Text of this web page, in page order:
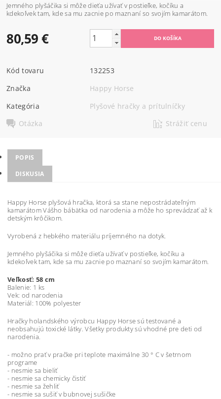
Jemného plyšáčika si môže dieťa užívať v postieľke, kočíku a
kdekoľvek tam, kde sa mu zacnie po maznaní so svojím kamarátom.
80,59 €
Kód tovaru
132253
Značka
Happy Horse
Kategória
Plyšové hračky a prítulníčky
Otázka
Strážiť cenu
POPIS
DISKUSIA
Happy Horse plyšová hračka, ktorá sa stane nepostrádateľným
kamarátom Vášho bábätka od narodenia a môže ho sprevádzať až k
detským krôčikom.
Vyrobená z hebkého materiálu príjemného na dotyk.
Jemného plyšáčika si môže dieťa užívať v postieľke, kočíku a
kdekoľvek tam, kde sa mu zacnie po maznaní so svojím kamarátom.
Veľkosť: 58 cm
Balenie: 1 ks
Vek: od narodenia
Materiál: 100% polyester
Hračky holandského výrobcu Happy Horse sú testované a
neobsahujú toxické látky. Všetky produkty sú vhodné pre deti od
narodenia.
- možno prať v pračke pri teplote maximálne 30 ° C v šetrnom
programe
- nesmie sa bieliť
- nesmie sa chemicky čistiť
- nesmie sa žehliť
- nesmie sa sušiť v bubnovej sušičke